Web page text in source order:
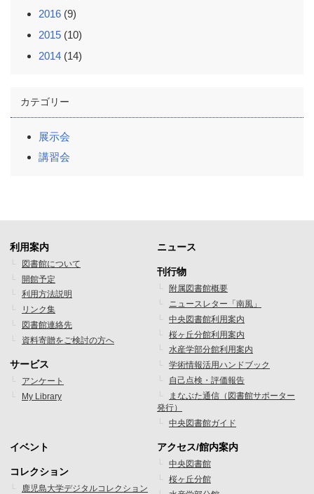
2016 (9)
2015 (10)
2014 (14)
カテゴリー
展示会
講習会
フ
ッ
タ
ー
メ
ニ
ュ
1
利用案内
図書館について
開館予定
利用方法説明
リンク集
図書館連絡先
資料寄贈をご検討の方へ
サービス
アンケート
My Library
フ
ッ
タ
ー
メ
ニ
ュ
ー
2
ニュース
刊行物
附属図書館概要
ニュースレター「南風」
中央図書館利用案内
桜ヶ丘分館利用案内
水産学部分館利用案内
学術情報活用ハンドブック
自己点検・評価報告
まなぶた通信（図書館サポーター
発行）
中央図書館ガイド
フ
ッ
イベント
コレクション
鹿児島大学デジタルコレクション
フ
ッ
アクセス/館内案内
中央図書館
桜ヶ丘分館